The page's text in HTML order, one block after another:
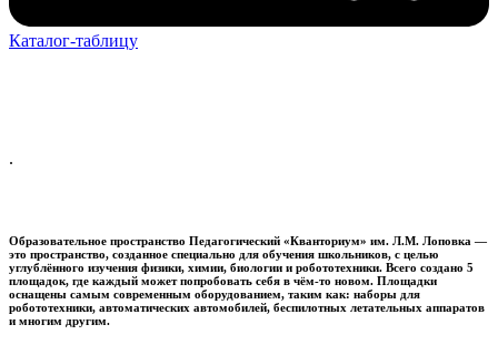
Каталог-таблицу
.
Образовательное пространство Педагогический «Кванториум» им. Л.М. Лоповка —
это пространство, созданное специально для обучения школьников, с целью
углублённого изучения физики, химии, биологии и робототехники. Всего создано 5
площадок, где каждый может попробовать себя в чём-то новом. Площадки
оснащены самым современным оборудованием, таким как: наборы для
робототехники, автоматических автомобилей, беспилотных летательных аппаратов
и многим другим.